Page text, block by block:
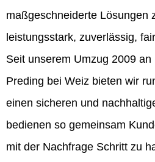
maßgeschneiderte Lösungen
leistungsstark, zuverlässig,
Seit unserem Umzug 2009
Preding bei Weiz bieten wir
einen sicheren und
bedienen so gemeinsam
mit der Nachfrage Schritt zu